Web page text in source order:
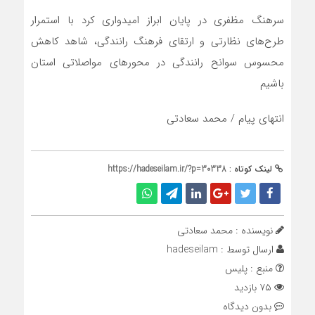
سرهنگ مظفری در پایان ابراز امیدواری کرد با استمرار
طرح‌های نظارتی و ارتقای فرهنگ رانندگی، شاهد کاهش
محسوس سوانح رانندگی در محورهای مواصلاتی استان
باشیم
انتهای پیام / محمد سعادتی
لینک کوتاه : https://hadeseilam.ir/?p=30338
نویسنده : محمد سعادتی
ارسال توسط : hadeseilam
منبع : پلیس
بدون دیدگاه